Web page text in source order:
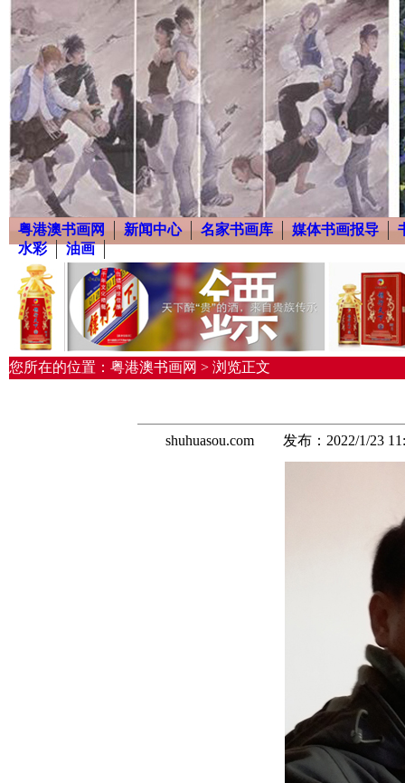
粤港澳书画网 新闻中心 名家书画库 媒体书画报导
水彩
油画
您所在的位置：粤港澳书画网 > 浏览正文
shuhuasou.com 发布： 2022/1/23